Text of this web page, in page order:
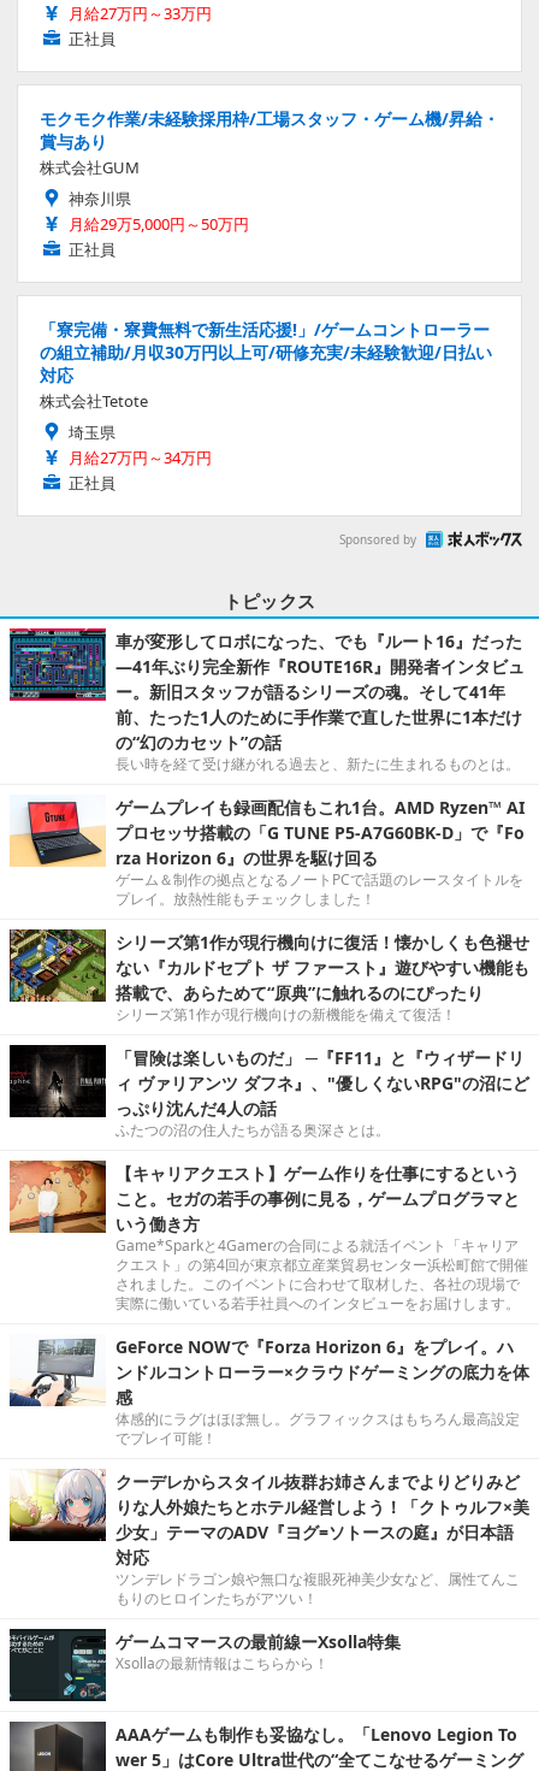
月給27万円～33万円
正社員
モクモク作業/未経験採用枠/工場スタッフ・ゲーム機/昇給・
賞与あり
株式会社GUM
神奈川県
月給29万5,000円～50万円
正社員
「寮完備・寮費無料で新生活応援!」/ゲームコントローラー
の組立補助/月収30万円以上可/研修充実/未経験歓迎/日払い
対応
株式会社Tetote
埼玉県
月給27万円～34万円
正社員
Sponsored by
トピックス
車が変形してロボになった、でも『ルート16』だった
―41年ぶり完全新作『ROUTE16R』開発者インタビュ
ー。新旧スタッフが語るシリーズの魂。そして41年
前、たった1人のために手作業で直した世界に1本だけ
の“幻のカセット”の話
長い時を経て受け継がれる過去と、新たに生まれるものとは。
ゲームプレイも録画配信もこれ1台。AMD Ryzen™ AI
プロセッサ搭載の「G TUNE P5-A7G60BK-D」で『Fo
rza Horizon 6』の世界を駆け回る
ゲーム＆制作の拠点となるノートPCで話題のレースタイトルを
プレイ。放熱性能もチェックしました！
シリーズ第1作が現行機向けに復活！懐かしくも色褪せ
ない『カルドセプト ザ ファースト』遊びやすい機能も
搭載で、あらためて“原典”に触れるのにぴったり
シリーズ第1作が現行機向けの新機能を備えて復活！
「冒険は楽しいものだ」 ─『FF11』と『ウィザードリ
ィ ヴァリアンツ ダフネ』、"優しくないRPG"の沼にど
っぷり沈んだ4人の話
ふたつの沼の住人たちが語る奥深さとは。
【キャリアクエスト】ゲーム作りを仕事にするという
こと。セガの若手の事例に見る，ゲームプログラマと
いう働き方
Game*Sparkと4Gamerの合同による就活イベント「キャリア
クエスト」の第4回が東京都立産業貿易センター浜松町館で開催
されました。このイベントに合わせて取材した、各社の現場で
実際に働いている若手社員へのインタビューをお届けします。
GeForce NOWで『Forza Horizon 6』をプレイ。ハ
ンドルコントローラー×クラウドゲーミングの底力を体
感
体感的にラグはほぼ無し。グラフィックスはもちろん最高設定
でプレイ可能！
クーデレからスタイル抜群お姉さんまでよりどりみど
りな人外娘たちとホテル経営しよう！「クトゥルフ×美
少女」テーマのADV『ヨグ=ソトースの庭』が日本語
対応
ツンデレドラゴン娘や無口な複眼死神美少女など、属性てんこ
もりのヒロインたちがアツい！
ゲームコマースの最前線ーXsolla特集
Xsollaの最新情報はこちらから！
AAAゲームも制作も妥協なし。「Lenovo Legion To
wer 5」はCore Ultra世代の“全てこなせるゲーミング